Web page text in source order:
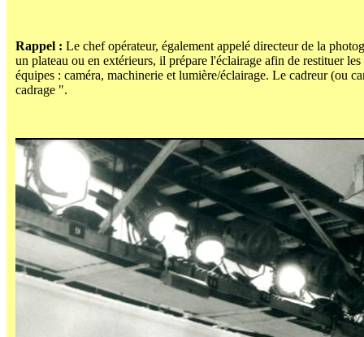
Rappel : Le chef opérateur, également appelé directeur de la
un plateau ou en extérieurs, il prépare l'éclairage afin de restituer
équipes : caméra, machinerie et lumière/éclairage. Le cadreur (ou
cadrage ".